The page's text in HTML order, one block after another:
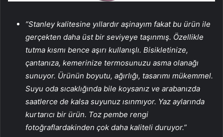
”Stanley kalitesine yıllardır aşinayım fakat bu ürün ile
gerçekten daha üst bir seviyeye taşınmış. Özellikle
tutma kısmı bence aşırı kullanışlı. Bisikletinize,
çantanıza, kemerinize termosunuzu asma olanağı
sunuyor. Ürünün boyutu, ağırlığı, tasarımı mükemmel.
Suyu oda sıcaklığında bile koysanız ve arabanızda
saatlerce de kalsa suyunuz ısınmıyor. Yaz aylarında
kurtarıcı bir ürün. Toz pembe rengi
fotoğraflardakinden çok daha kaliteli duruyor.”